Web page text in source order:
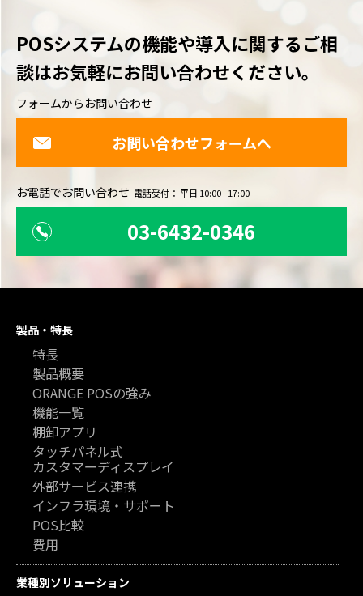
POSシステムの機能や導入に関するご相
談はお気軽にお問い合わせください。
フォームからお問い合わせ
お問い合わせフォームへ
お電話でお問い合わせ 電話受付： 平日 10:00 - 17:00
03-6432-0346
製品・特長
特長
製品概要
ORANGE POSの強み
機能一覧
棚卸アプリ
タッチパネル式
カスタマーディスプレイ
外部サービス連携
インフラ環境・サポート
POS比較
費用
業種別ソリューション